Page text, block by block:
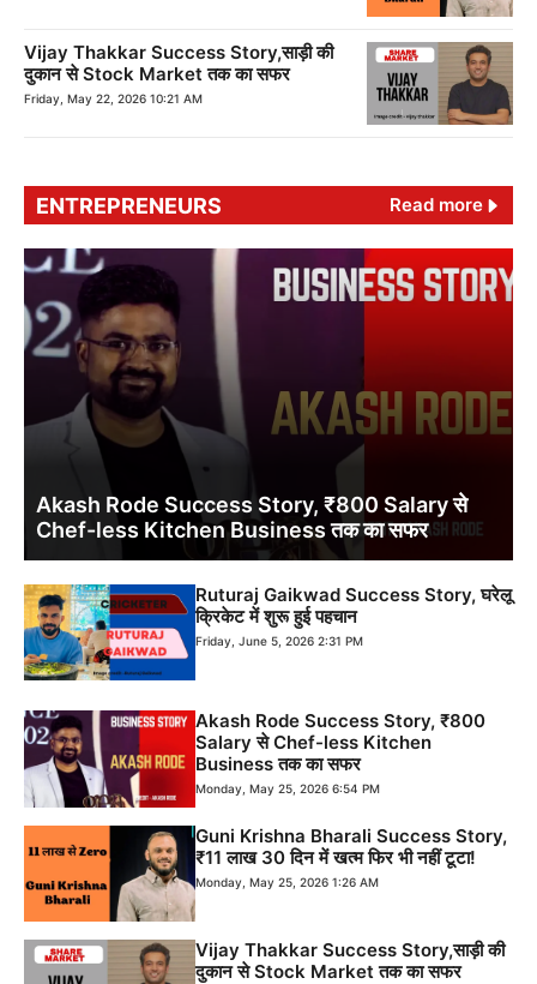
Vijay Thakkar Success Story,साड़ी की
दुकान से Stock Market तक का सफर
Friday, May 22, 2026 10:21 AM
ENTREPRENEURS Read more
Akash Rode Success Story, ₹800 Salary से
Chef-less Kitchen Business तक का सफर
Ruturaj Gaikwad Success Story, घरेलू
क्रिकेट में शुरू हुई पहचान
Friday, June 5, 2026 2:31 PM
Akash Rode Success Story, ₹800
Salary से Chef-less Kitchen
Business तक का सफर
Monday, May 25, 2026 6:54 PM
Guni Krishna Bharali Success Story,
₹11 लाख 30 दिन में खत्म फिर भी नहीं टूटा!
Monday, May 25, 2026 1:26 AM
Vijay Thakkar Success Story,साड़ी की
दुकान से Stock Market तक का सफर